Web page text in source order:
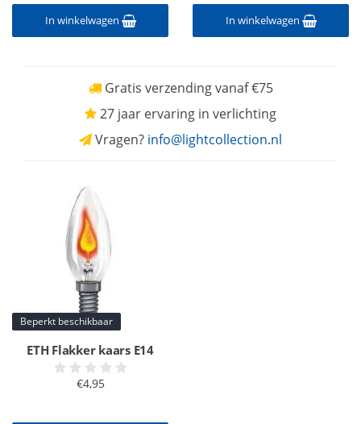
In winkelwagen In winkelwagen
Gratis verzending vanaf €75
27 jaar ervaring in verlichting
Vragen? info@lightcollection.nl
Beperkt beschikbaar
ETH Flakker kaars E14
€4,95